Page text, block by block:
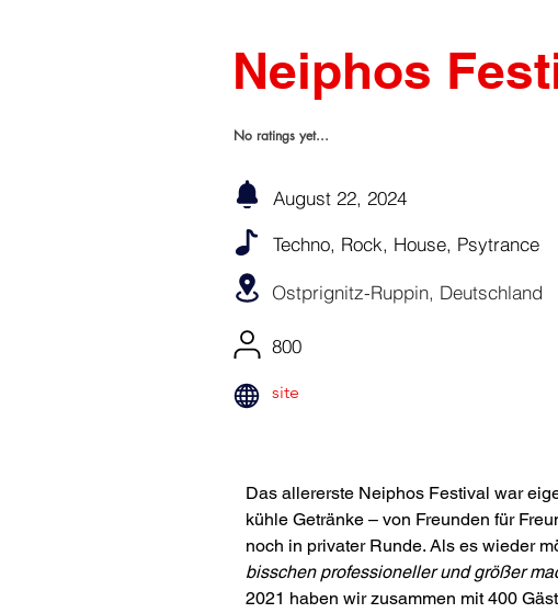
Neiphos
No ratings yet...
August 22, 2024
Techno, Rock, House, Psytrance
Ostprignitz-Ruppin, Deutschland
800
site
Das allererste Neiphos Festival war
kühle Getränke – von Freunden für
noch in privater Runde. Als es wieder
bisschen professioneller und größer
2021 haben wir zusammen mit 400